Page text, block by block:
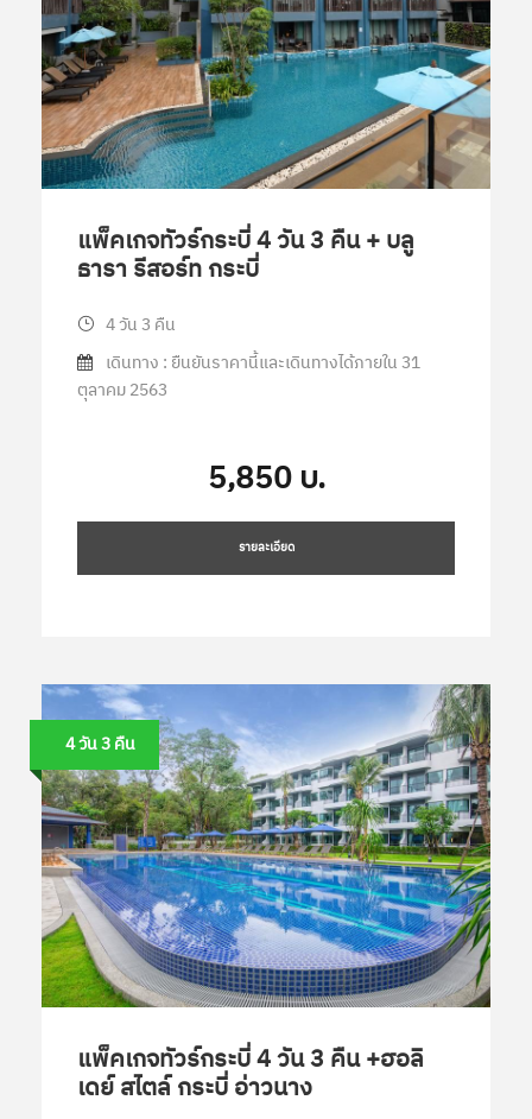
แพ็คเกจทัวร์กระบี่ 4 วัน 3 คืน + บลู
ธารา รีสอร์ท กระบี่
4 วัน 3 คืน
เดินทาง : ยืนยันราคานี้และเดินทางได้ภายใน 31
ตุลาคม 2563
5,850 บ.
รายละเอียด
4 วัน 3 คืน
แพ็คเกจทัวร์กระบี่ 4 วัน 3 คืน +ฮอลิ
เดย์ สไตล์ กระบี่ อ่าวนาง